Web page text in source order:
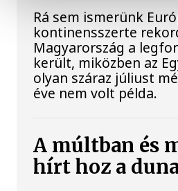
Rá sem ismerünk
kontinensszerte
Magyarország a
került, miközben az
olyan száraz júliust
éve nem volt példa.
A múltban és
hírt hoz a